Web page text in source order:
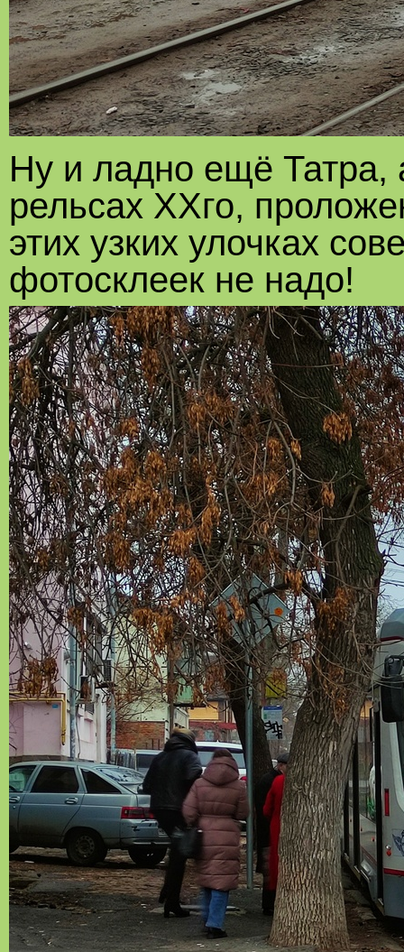
Ну и ладно ещё Татра,
рельсах XXго,
этих узких улочках
фотосклеек не надо!